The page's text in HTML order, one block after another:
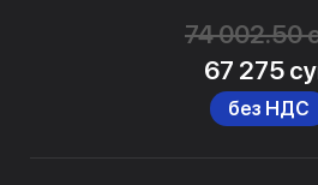
74 002.50
67 275
без НДС